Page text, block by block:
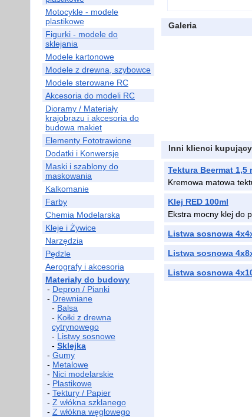
Motocykle - modele
plastikowe
Figurki - modele do
sklejania
Modele kartonowe
Modele z drewna, szybowce
Modele sterowane RC
Akcesoria do modeli RC
Dioramy / Materiały
krajobrazu i akcesoria do
budowa makiet
Elementy Fototrawione
Dodatki i Konwersje
Maski i szablony do
maskowania
Kalkomanie
Farby
Chemia Modelarska
Kleje i Żywice
Narzędzia
Pędzle
Aerografy i akcesoria
Materiały do budowy
- Depron / Pianki
- Drewniane
- Balsa
- Kołki z drewna
cytrynowego
- Listwy sosnowe
- Sklejka
- Gumy
- Metalowe
- Nici modelarskie
- Plastikowe
- Tektury / Papier
- Z włókna szklanego
- Z włókna węglowego
Galeria
Inni klienci
Tektura Beermat 1,5
Kremowa matowa
Klej RED 100ml
Ekstra mocny klej do
Listwa sosnowa
Listwa sosnowa
Listwa sosnowa